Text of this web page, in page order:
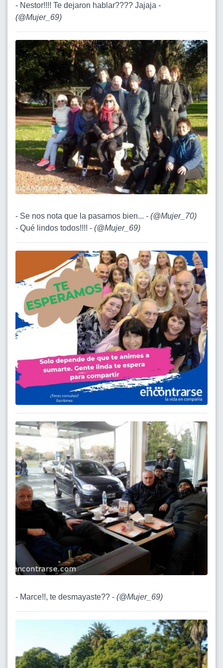
- Nestor!!!! Te dejaron hablar???? Jajaja -
(@Mujer_69)
- Se nos nota que la pasamos bien... - (@Mujer_70)
- Qué lindos todos!!!! - (@Mujer_69)
- Marce!!, te desmayaste?? - (@Mujer_69)